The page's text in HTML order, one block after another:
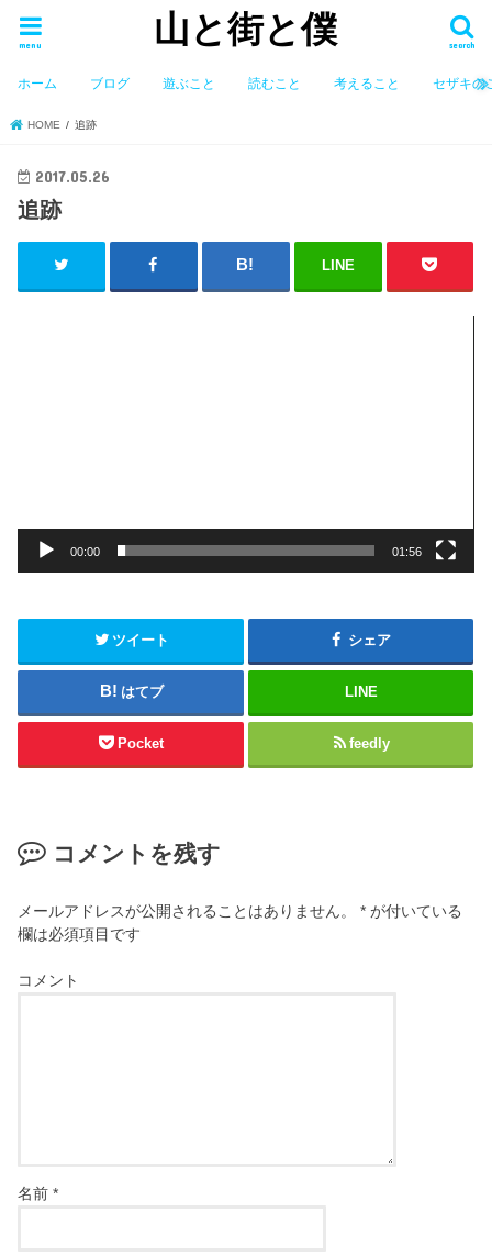
山と街と僕 search
menu
ホーム ブログ 遊ぶこと 読むこと 考えること セザキの
HOME 追跡
2017.05.26
追跡
LINE
00:00 01:56
ツイート シェア
はてブ LINE
Pocket feedly
コメントを残す
メールアドレスが公開されることはありません。 * が付いている
欄は必須項目です
コメント
名前*